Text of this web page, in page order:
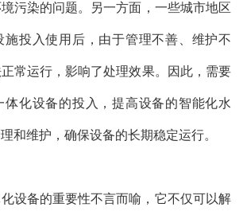
污染的问题。另一方面，一些城市地区
施投入使用后，由于管理不善、维护不
常运行，影响了处理效果。因此，需要
体化设备的投入，提高设备的智能化水
和维护，确保设备的长期稳定运行。
设备的重要性不言而喻，它不仅可以解